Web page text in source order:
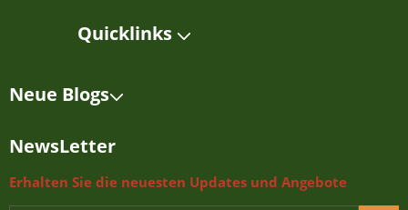
Quicklinks
Neue Blogs
NewsLetter
Erhalten Sie die neuesten Updates und Angebote